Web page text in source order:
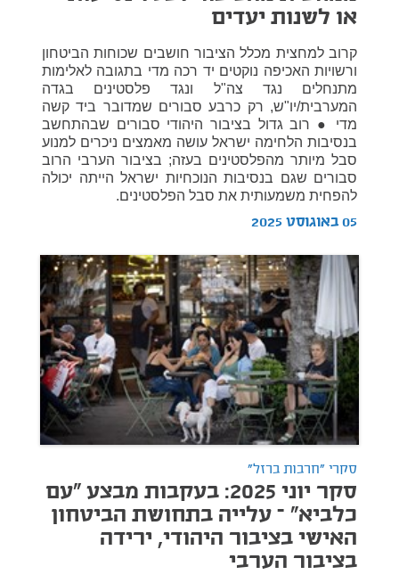
או לשנות יעדים
קרוב למחצית מכלל הציבור חושבים שכוחות הביטחון
ורשויות האכיפה נוקטים יד רכה מדי בתגובה לאלימות
מתנחלים נגד צה"ל ונגד פלסטינים בגדה
המערבית/יו"ש, רק כרבע סבורים שמדובר ביד קשה
מדי ● רוב גדול בציבור היהודי סבורים שבהתחשב
בנסיבות הלחימה ישראל עושה מאמצים ניכרים למנוע
סבל מיותר מהפלסטינים בעזה; בציבור הערבי הרוב
סבורים שגם בנסיבות הנוכחיות ישראל הייתה יכולה
להפחית משמעותית את סבל הפלסטינים.
05 באוגוסט 2025
סקרי "חרבות ברזל"
סקר יוני 2025: בעקבות מבצע "עם
כלביא" – עלייה בתחושת הביטחון
האישי בציבור היהודי, ירידה
בציבור הערבי